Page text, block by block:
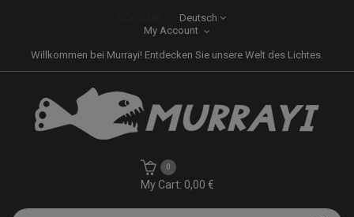
Deutsch
My Account
Willkommen bei Murrayi! Entdecken Sie unsere Welt des Lichtes.
My Cart: 0,00 €
0